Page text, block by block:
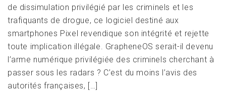
de dissimulation privilégié par les criminels et les
trafiquants de drogue, ce logiciel destiné aux
smartphones Pixel revendique son intégrité et rejette
toute implication illégale. GrapheneOS serait-il devenu
l’arme numérique privilégiée des criminels cherchant à
passer sous les radars ? C’est du moins l’avis des
autorités françaises, […]